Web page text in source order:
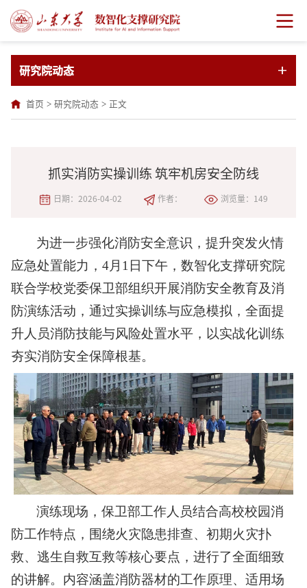
研究院动态
首页 > 研究院动态 > 正文
抓实消防实操训练 筑牢机房安全防线
日期：2026-04-02 作者： 浏览量： 149
为进一步强化消防安全意识，提升突发火情
应急处置能力，4月1日下午，数智化支撑研究院
联合学校党委保卫部组织开展消防安全教育及消
防演练活动，通过实操训练与应急模拟，全面提
升人员消防技能与风险处置水平，以实战化训练
夯实消防安全保障根基。
演练现场，保卫部工作人员结合高校校园消
防工作特点，围绕火灾隐患排查、初期火灾扑
救、逃生自救互救等核心要点，进行了全面细致
的讲解。内容涵盖消防器材的工作原理、适用场